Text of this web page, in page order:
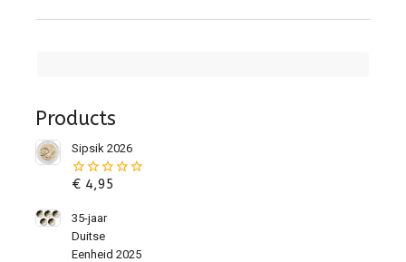
Products
Sipsik 2026
0
de
€4,95
35-jaar
Duitse
Eenheid 2025